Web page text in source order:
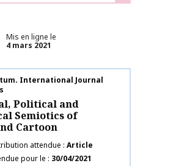
Mis en ligne le
4 mars 2021
International Journal
Political and
Semiotics of
Cartoon
attendue Article
pour le
30/04/2021